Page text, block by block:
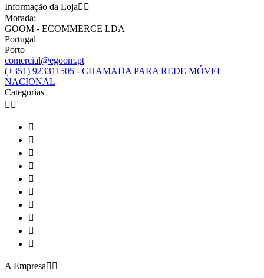
Informação da Loja 
Morada:
GOOM - ECOMMERCE LDA
Portugal
Porto
comercial@egoom.pt
(+351) 923311505 - CHAMADA PARA REDE MÓVEL
NACIONAL
Categorias
 










A Empresa 